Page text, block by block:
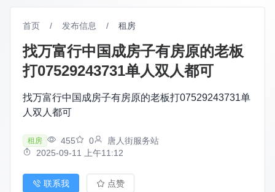
首页 / 发布信息 / 租房
找万富行中国成房子有房原的老板
打07529243731单人双人都可
找万富行中国成房子有房原的老板打07529243731单
人双人都可
租房 455 0
唐人街服务站
2025-09-11 上午11:12
联系我 点赞